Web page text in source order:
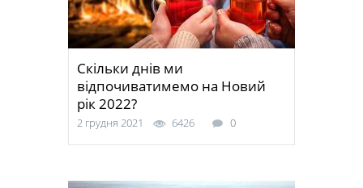
Скільки днів ми
відпочиватимемо на Новий
рік 2022?
2 грудня 2021 6426 0